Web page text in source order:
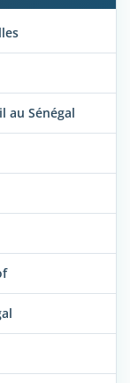
au Sénégal